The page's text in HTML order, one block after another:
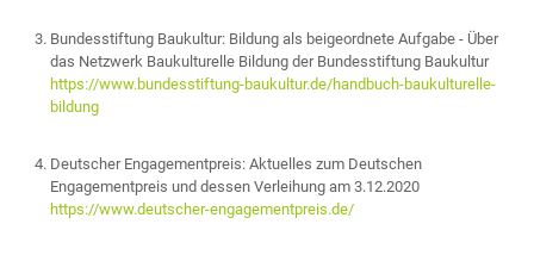
Bundesstiftung Baukultur: Bildung als beigeordnete Aufgabe - Über
das Netzwerk Baukulturelle Bildung der Bundesstiftung Baukultur
https://www.bundesstiftung-baukultur.de/handbuch-baukulturelle-
bildung
Deutscher Engagementpreis: Aktuelles zum Deutschen
Engagementpreis und dessen Verleihung am 3.12.2020
https://www.deutscher-engagementpreis.de/